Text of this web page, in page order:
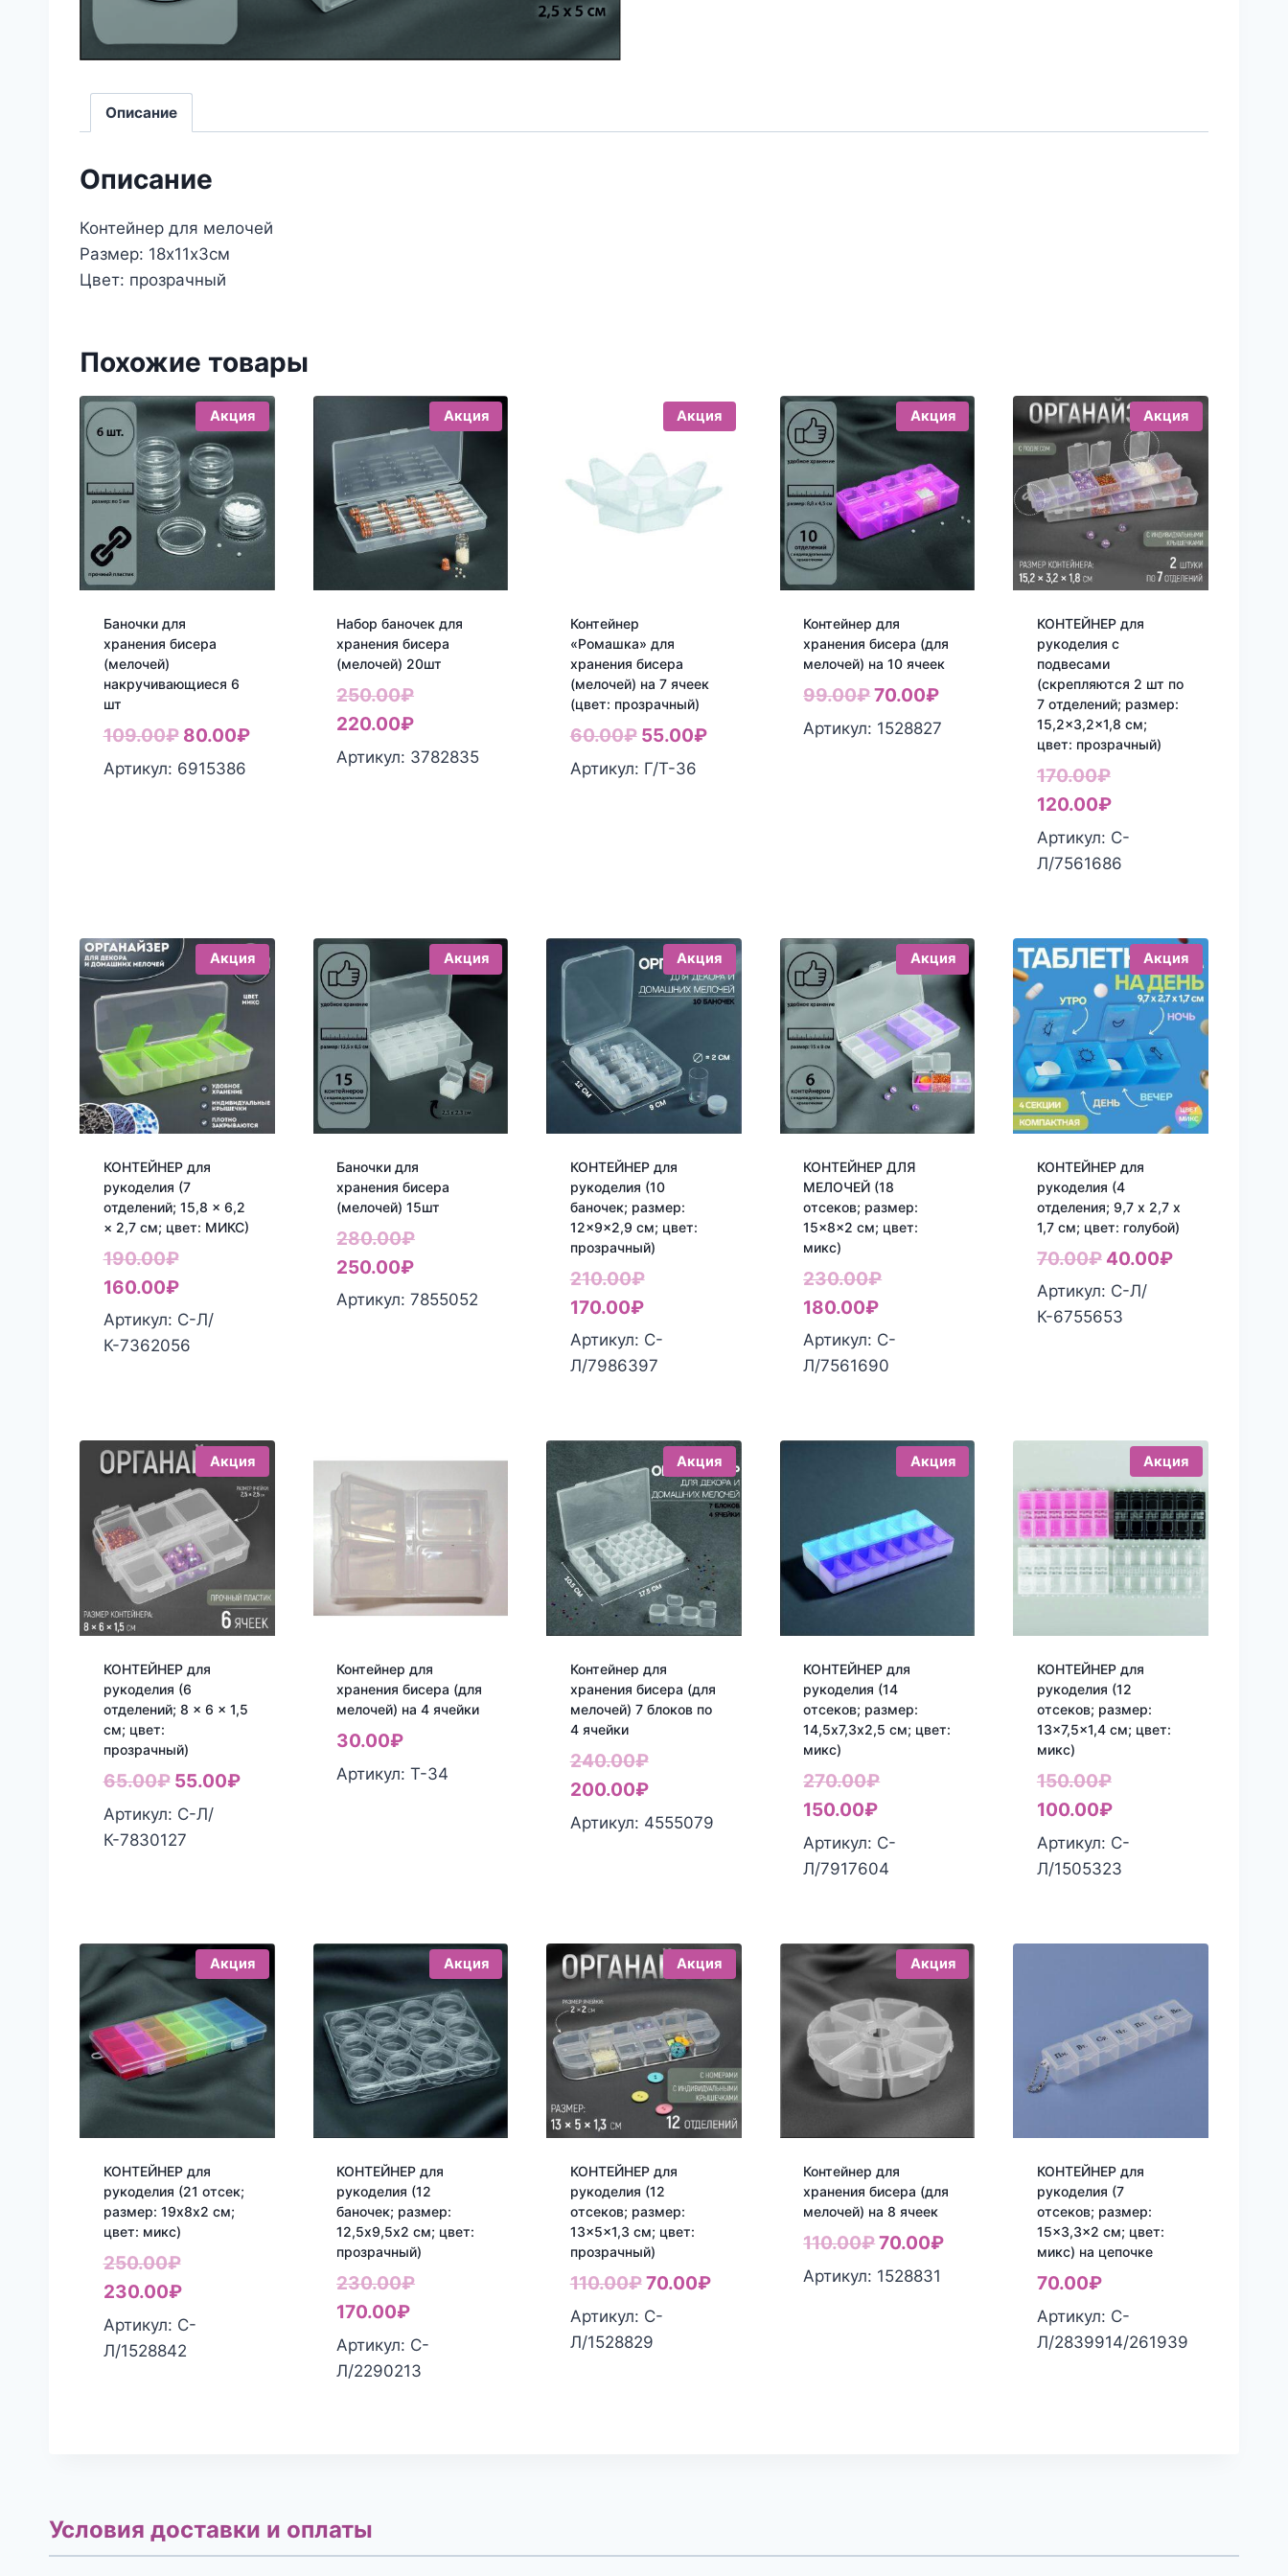
Описание
Описание
Контейнер для мелочей
Размер: 18х11х3см
Цвет: прозрачный
Похожие товары
Акция
Баночки для
хранения бисера
(мелочей)
накручивающиеся 6
шт
109.00₽ Первоначальная
цена
80.00₽Текущая
Артикул: 6915386
Акция
Набор баночек для
хранения бисера
(мелочей) 20шт
250.00₽Первоначальная
цена
составляла
220.00₽Текущая
цена:
Артикул: 3782835
Акция
Контейнер
«Ромашка» для
хранения бисера
(мелочей) на 7 ячеек
(цвет: прозрачный)
60.00₽ Первоначальная
цена
55.00₽Текущая
Артикул: Г/Т-36
Акция
Контейнер для
хранения бисера (для
мелочей) на 10 ячеек
99.00₽Первоначальная
цена
70.00₽Текущая
цена:
Артикул: 1528827
Акция
КОНТЕЙНЕР для
рукоделия с
подвесами
(скрепляются 2 шт по
7 отделений; размер:
15,2×3,2×1,8 см;
цвет: прозрачный)
170.00₽Первоначальная
цена
составляла
170.00₽.
120.00₽Текущая
цена:
120.00₽.
Артикул: С-
Л/7561686
Акция
КОНТЕЙНЕР для
рукоделия (7
отделений; 15,8 × 6,2
× 2,7 см; цвет: МИКС)
190.00₽Первоначальная
цена
составляла
190.00₽.
160.00₽Текущая
цена:
160.00₽.
Артикул: С-Л/
К-7362056
Акция
Баночки для
хранения бисера
(мелочей) 15шт
280.00₽Первоначальная
составляла
250.00₽Текущая
цена:
Артикул: 7855052
Акция
КОНТЕЙНЕР для
рукоделия (10
баночек; размер:
12×9×2,9 см; цвет:
прозрачный)
210.00₽Первоначальная
цена
составляла
210.00₽.
170.00₽Текущая
цена:
170.00₽.
Артикул: С-
Л/7986397
Акция
КОНТЕЙНЕР ДЛЯ
МЕЛОЧЕЙ (18
отсеков; размер:
15×8×2 см; цвет:
микс)
230.00₽Первоначальная
составляла
230.00₽.
180.00₽Текущая
цена:
180.00₽.
Артикул: С-
Л/7561690
Акция
КОНТЕЙНЕР для
рукоделия (4
отделения; 9,7 х 2,7 х
1,7 см; цвет: голубой)
70.00₽ Первоначальная
цена
составляла
40.00₽Текущая
Артикул: С-Л/
К-6755653
Акция
КОНТЕЙНЕР для
рукоделия (6
отделений; 8 × 6 × 1,5
см; цвет:
прозрачный)
65.00₽ Первоначальная
цена
составляла
55.00₽Текущая
Артикул: С-Л/
К-7830127
Контейнер для
хранения бисера (для
мелочей) на 4 ячейки
30.00₽
Артикул: Т-34
Акция
Контейнер для
хранения бисера (для
мелочей) 7 блоков по
4 ячейки
240.00₽Первоначальная
цена
составляла
200.00₽Текущая
цена:
Артикул: 4555079
Акция
КОНТЕЙНЕР для
рукоделия (14
отсеков; размер:
14,5х7,3х2,5 см; цвет:
микс)
270.00₽Первоначальная
составляла
270.00₽.
150.00₽Текущая
цена:
150.00₽.
Артикул: С-
Л/7917604
Акция
КОНТЕЙНЕР для
рукоделия (12
отсеков; размер:
13×7,5×1,4 см; цвет:
микс)
150.00₽Первоначальная
цена
составляла
150.00₽.
100.00₽Текущая
цена:
100.00₽.
Артикул: С-
Л/1505323
Акция
КОНТЕЙНЕР для
рукоделия (21 отсек;
размер: 19х8х2 см;
цвет: микс)
250.00₽Первоначальная
цена
составляла
250.00₽.
230.00₽Текущая
цена:
230.00₽.
Артикул: С-
Л/1528842
Акция
КОНТЕЙНЕР для
рукоделия (12
баночек; размер:
12,5х9,5х2 см; цвет:
прозрачный)
230.00₽Первоначальная
составляла
230.00₽.
170.00₽Текущая
цена:
170.00₽.
Артикул: С-
Л/2290213
Акция
КОНТЕЙНЕР для
рукоделия (12
отсеков; размер:
13×5×1,3 см; цвет:
прозрачный)
110.00₽Первоначальная
цена
составляла
70.00₽Текущая
Артикул: С-
Л/1528829
Акция
Контейнер для
хранения бисера (для
мелочей) на 8 ячеек
110.00₽Первоначальная
цена
70.00₽Текущая
Артикул: 1528831
КОНТЕЙНЕР для
рукоделия (7
отсеков; размер:
15×3,3×2 см; цвет:
микс) на цепочке
70.00₽
Артикул: С-
Л/2839914/261939
Условия доставки и оплаты